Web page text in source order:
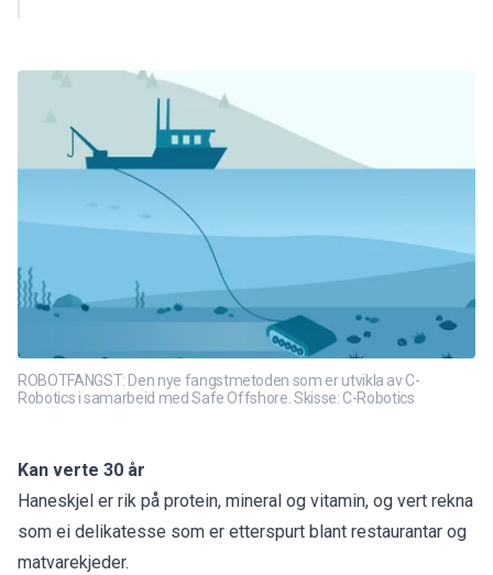
ROBOTFANGST: Den nye fangstmetoden som er utvikla av C-
Robotics i samarbeid med Safe Offshore. Skisse: C-Robotics
Kan verte 30 år
Haneskjel er rik på protein, mineral og vitamin, og vert rekna
som ei delikatesse som er etterspurt blant restaurantar og
matvarekjeder.